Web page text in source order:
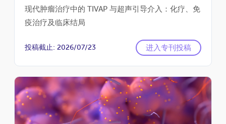
现代肿瘤治疗中的 TIVAP 与超声引导介入：化疗、免
疫治疗及临床结局
投稿截止: 2026/07/23 进入专刊投稿